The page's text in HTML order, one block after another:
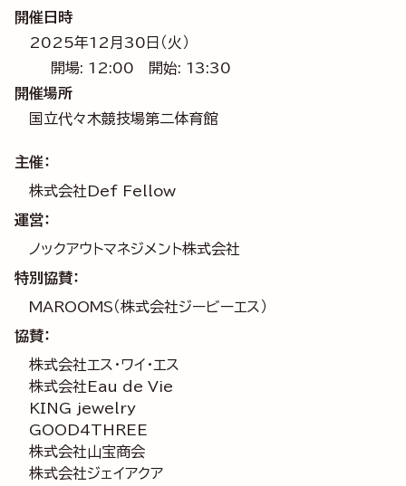
開催日時
2025年12月30日（火）
開場: 12:00
開始: 13:30
開催場所
国立代々木競技場第二体育館
主催：
株式会社Def Fellow
運営：
ノックアウトマネジメント株式会社
特別協賛：
MAROOMS（株式会社ジービーエス）
協賛：
株式会社エス・ワイ・エス
株式会社Eau de Vie
KING jewelry
GOOD4THREE
株式会社山宝商会
株式会社ジェイアクア